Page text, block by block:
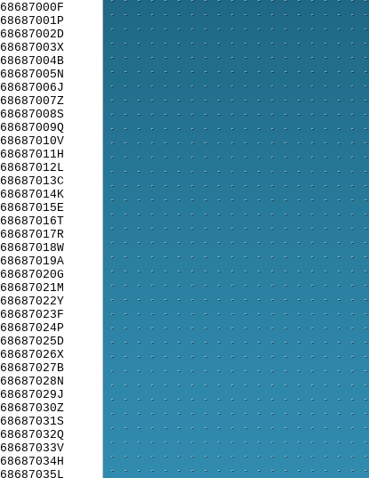
68687000F
68687001P
68687002D
68687003X
68687004B
68687005N
68687006J
68687007Z
68687008S
68687009Q
68687010V
68687011H
68687012L
68687013C
68687014K
68687015E
68687016T
68687017R
68687018W
68687019A
68687020G
68687021M
68687022Y
68687023F
68687024P
68687025D
68687026X
68687027B
68687028N
68687029J
68687030Z
68687031S
68687032Q
68687033V
68687034H
68687035L